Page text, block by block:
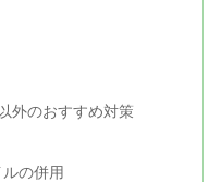
外のおすすめ対策
の併用